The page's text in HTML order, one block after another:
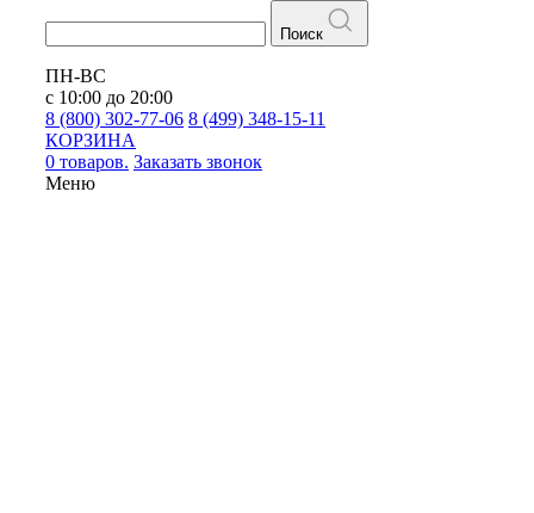
Поиск
ПН-ВС
с 10:00 до 20:00
8 (800) 302-77-06 8 (499) 348-15-11
КОРЗИНА
0 товаров. Заказать звонок
Меню